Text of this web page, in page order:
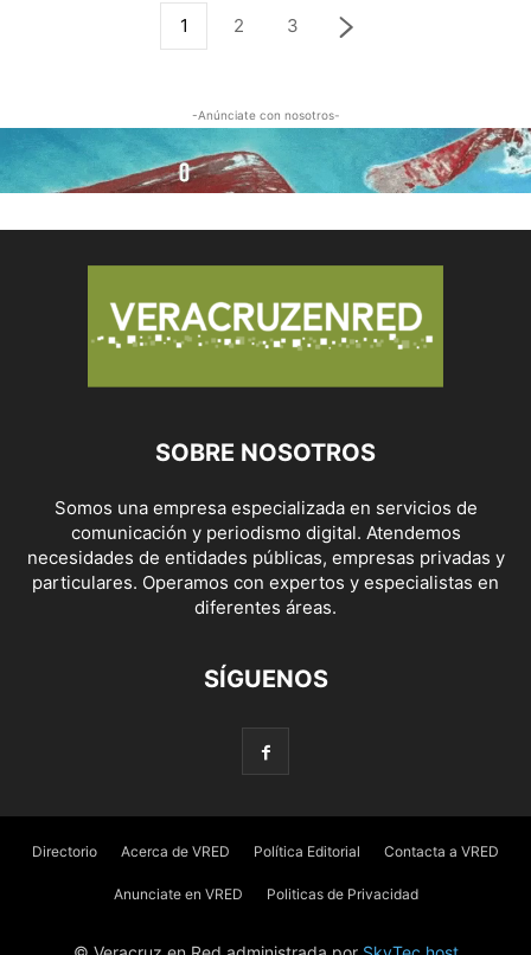
1 2 3
-Anúnciate con nosotros-
SOBRE NOSOTROS
Somos una empresa especializada en servicios de
comunicación y periodismo digital. Atendemos
necesidades de entidades públicas, empresas privadas y
particulares. Operamos con expertos y especialistas en
diferentes áreas.
SÍGUENOS
Directorio Acerca de VRED Política Editorial Contacta a VRED
Anunciate en VRED Politicas de Privacidad